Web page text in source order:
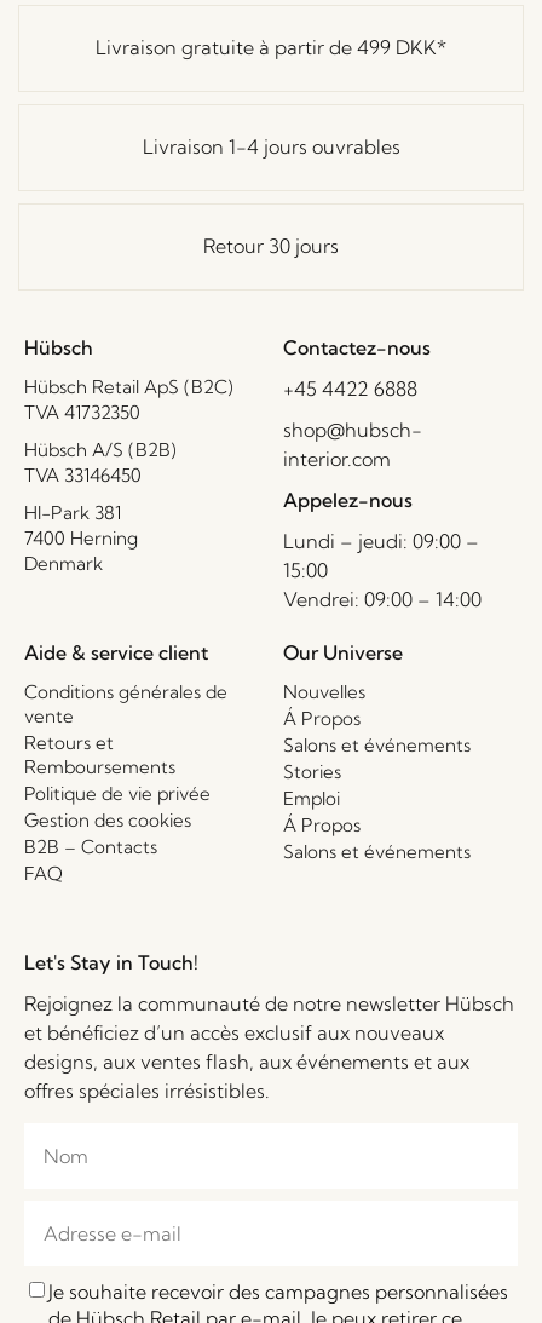
Livraison gratuite à partir de 499 DKK*
Livraison 1-4 jours ouvrables
Retour 30 jours
Hübsch
Hübsch Retail ApS (B2C)
TVA 41732350
Hübsch A/S (B2B)
TVA 33146450
HI-Park 381
7400 Herning
Denmark
Contactez-nous
+45 4422 6888
shop@hubsch-
interior.com
Appelez-nous
Lundi – jeudi: 09:00 –
15:00
Vendrei: 09:00 – 14:00
Aide & service client
Conditions générales de
vente
Retours et
Remboursements
Politique de vie privée
Gestion des cookies
B2B – Contacts
FAQ
Our Universe
Nouvelles
Á Propos
Salons et événements
Stories
Emploi
Á Propos
Salons et événements
Let's Stay in Touch!
Rejoignez la communauté de notre newsletter Hübsch
et bénéficiez d’un accès exclusif aux nouveaux
designs, aux ventes flash, aux événements et aux
offres spéciales irrésistibles.
Je souhaite recevoir des campagnes personnalisées
de Hübsch Retail par e-mail. Je peux retirer ce